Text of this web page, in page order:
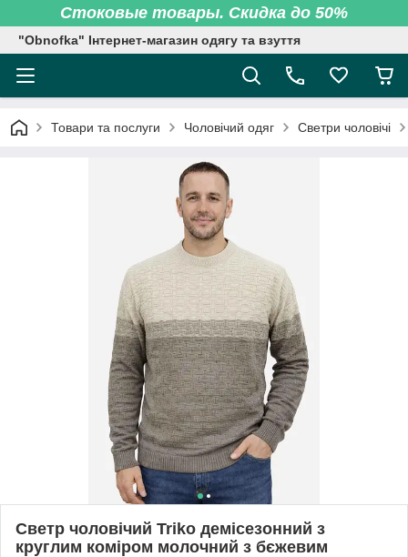
Стоковые товары. Скидка до 50%
"Obnofka" Інтернет-магазин одягу та взуття
Товари та послуги Чоловічий одяг Светри чоловічі
Светр чоловічий Triko демісезонний з
круглим коміром молочний з бєжевим